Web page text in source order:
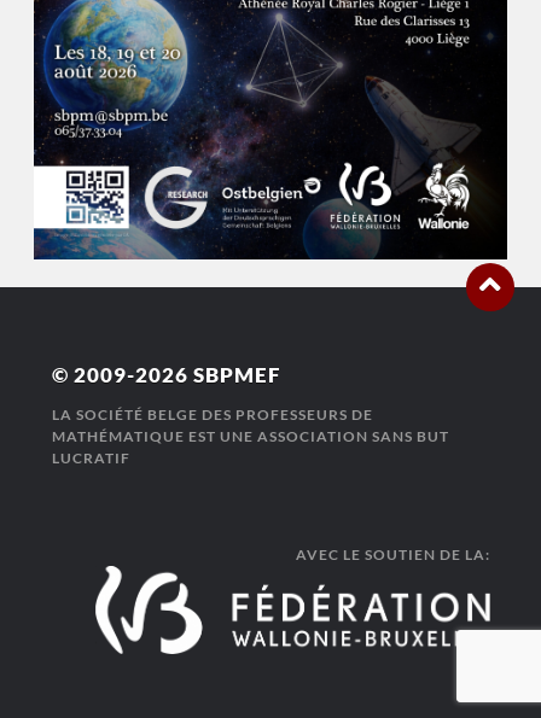
© 2009-2026 SBPMEF
LA SOCIÉTÉ BELGE DES PROFESSEURS DE
MATHÉMATIQUE EST UNE ASSOCIATION SANS BUT
LUCRATIF
AVEC LE SOUTIEN DE LA: